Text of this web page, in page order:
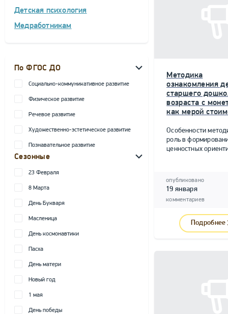
Детская психология
Медработникам
По ФГОС ДО
Социально-коммуникативное развитие
Физическое развитие
Речевое развитие
Художественно-эстетическое развитие
Познавательное развитие
Сезонные
23 Февраля
8 Марта
День Букваря
Масленица
День космонавтики
Пасха
День матери
Новый год
1 мая
День победы
Методика
ознакомления
старшего
возраста с
как мерой
Особенности
роль в
ценностных
опубликовано
19 января
комментариев
Подробнее